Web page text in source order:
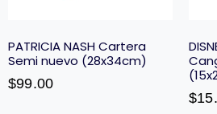
PATRICIA NASH Cartera
Semi nuevo (28x34cm)
$99.00
$